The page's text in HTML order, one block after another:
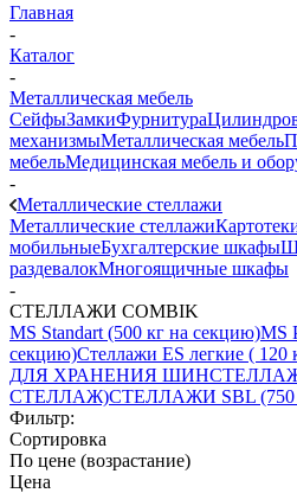
Главная
-
Каталог
-
Металлическая мебель
СейфыЗамкиФурнитура
механизмыМеталлическая мебель
мебельМедицинская мебель и
-
Металлические стеллажи
Металлические стеллажи
мобильныеБухгалтерские шкафы
раздевалокМногоящичные шкафы
-
СТЕЛЛАЖИ COMBIK
MS Standart (500 кг на секцию)MS
секцию)Стеллажи ES легкие ( 120
ДЛЯ ХРАНЕНИЯ ШИН
СТЕЛЛАЖ)СТЕЛЛАЖИ SBL
Фильтр:
Сортировка
По цене (возрастание)
Цена